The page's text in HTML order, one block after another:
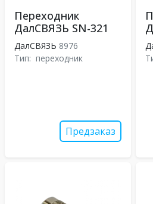
Переходник
ДалСВЯЗЬ SN-321
ДалСВЯЗЬ 8976
Тип: переходник
Предзаказ